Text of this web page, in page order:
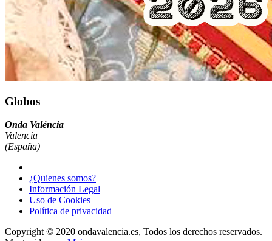
Globos
Onda Valéncia
Valencia
(España)
¿Quienes somos?
Información Legal
Uso de Cookies
Política de privacidad
Copyright © 2020 ondavalencia.es, Todos los derechos reservados.